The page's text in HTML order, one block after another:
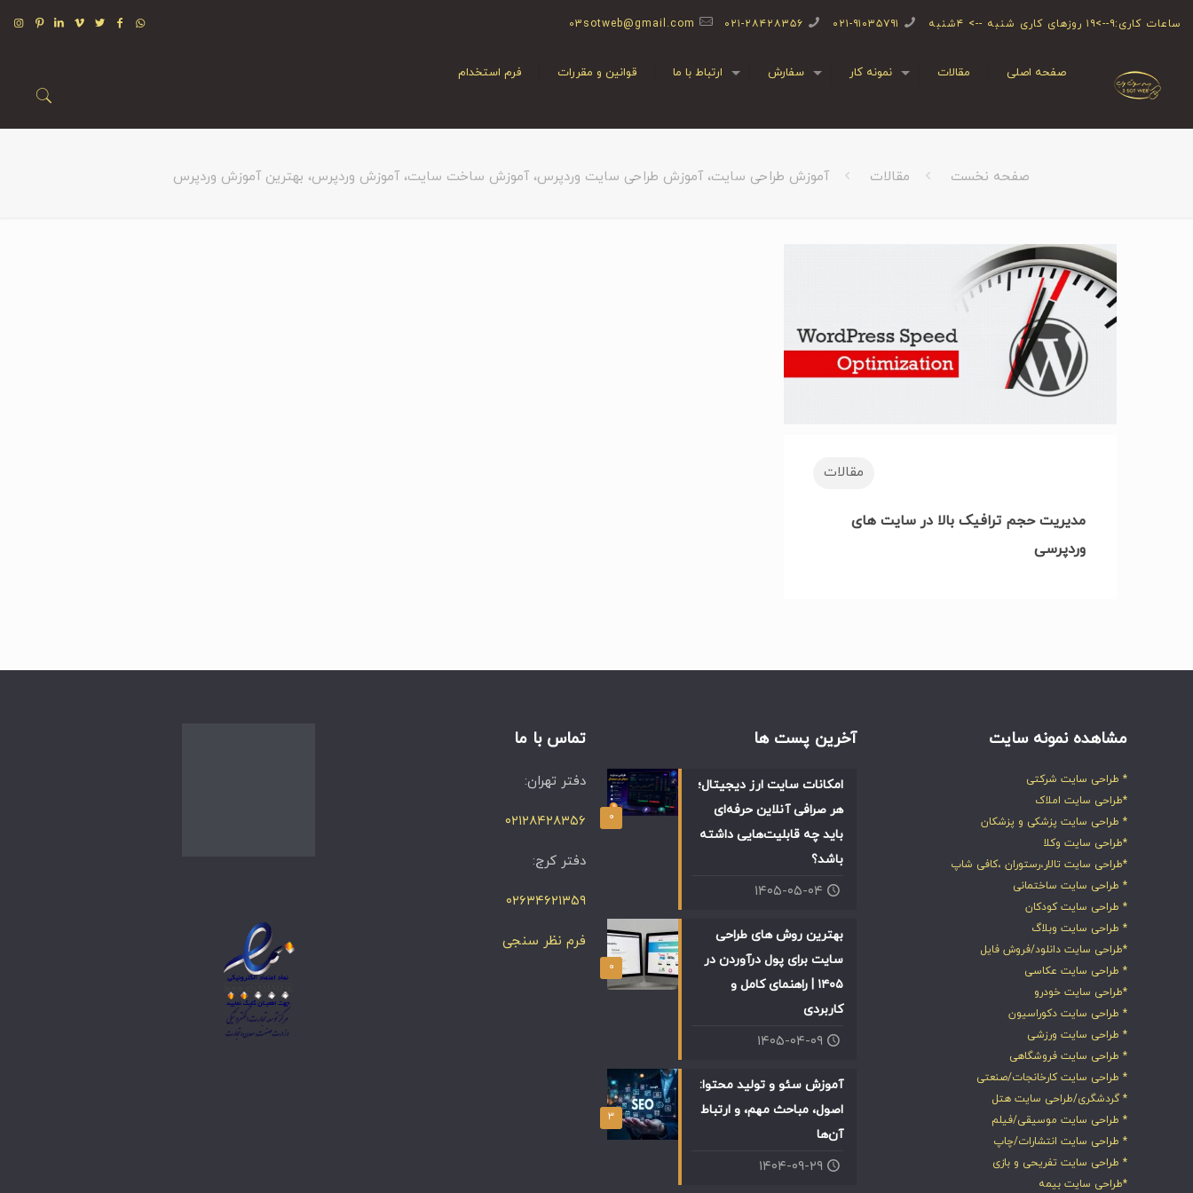
ساعات کاری:۹-->۱۹ روزهای کاری شنبه --> ۴شنبه ۰۲۱-۹۱۰۳۵۷۹۱ ۰۲۱-۲۸۴۲۸۳۵۶ 03sotweb@gmail.com
صفحه اصلی مقالات نمونه کار سفارش ارتباط با ما قوانین و مقررات فرم استخدام
صفحه نخست مقالات آموزش طراحی سایت، آموزش طراحی سایت وردپرس، آموزش ساخت سایت، آموزش وردپرس، بهترین آموزش وردپرس
مقالات
مدیریت حجم ترافیک بالا در سایت های
وردپرسی
مشاهده نمونه سایت
* طراحی سایت شرکتی
*طراحی سایت املاک
* طراحی سایت پزشکی و پزشکان
*طراحی سایت وکلا
*طراحی سایت تالار،رستوران ،کافی شاپ
* طراحی سایت ساختمانی
* طراحی سایت کودکان
* طراحی سایت وبلاگ
*طراحی سایت دانلود/فروش فایل
* طراحی سایت عکاسی
*طراحی سایت خودرو
* طراحی سایت دکوراسیون
* طراحی سایت ورزشی
* طراحی سایت فروشگاهی
* طراحی سایت کارخانجات/صنعتی
* گردشگری/طراحی سایت هتل
* طراحی سایت موسیقی/فیلم
* طراحی سایت انتشارات/چاپ
* طراحی سایت تفریحی و بازی
*طراحی سایت بیمه
آخرین پست ها
۰
امکانات سایت ارز دیجیتال؛
هر صرافی آنلاین حرفه‌ای
باید چه قابلیت‌هایی داشته
باشد؟
۱۴۰۵-۰۵-۰۴
۰
بهترین روش های طراحی
سایت برای پول درآوردن در
۱۴۰۵ | راهنمای کامل و
کاربردی
۱۴۰۵-۰۴-۰۹
۳
آموزش سئو و تولید محتوا:
اصول، مباحث مهم، و ارتباط
آن‌ها
۱۴۰۴-۰۹-۲۹
تماس با ما
دفتر تهران:
۰۲۱۲۸۴۲۸۳۵۶
دفتر کرج:
۰۲۶۳۴۶۲۱۳۵۹
فرم نظر سنجی